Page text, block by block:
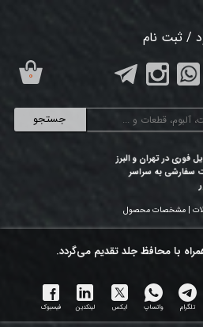
جستجو
/ ثبت نام
فوری در تهران و البرز
سفارشی به سراسر
۰
| مشخصات محصول
با محافظ جلد تقدیم می‌گردد.
تلگرام واتساپ ایکس لینکدین فیسبوک